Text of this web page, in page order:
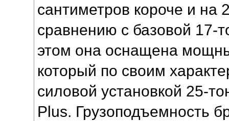
сантиметров короче и на
сравнению с базовой 17-
этом она оснащена
который по своим
силовой установкой 25-
Plus. Грузоподъемность